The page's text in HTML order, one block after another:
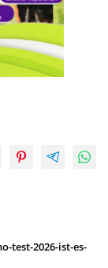
test-2026-ist-es-